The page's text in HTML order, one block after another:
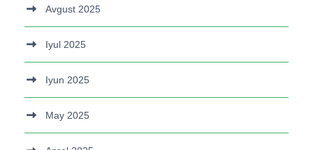
Avgust 2025
Iyul 2025
Iyun 2025
May 2025